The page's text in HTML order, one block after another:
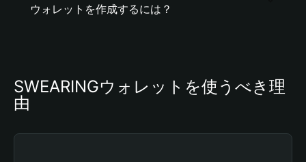
ウォレットを作成するには？
SWEARINGウォレットを使うべき理
由